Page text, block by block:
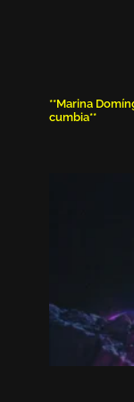
**Marina
cumbia**